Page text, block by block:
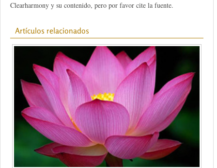
Clearharmony y su contenido, pero por favor cite la fuente.
Artículos relacionados